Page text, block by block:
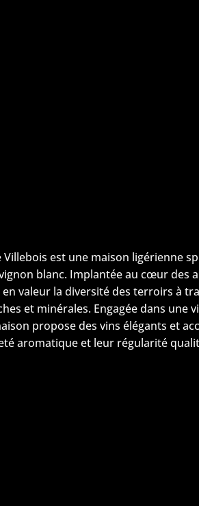
Villebois est une maison ligérienne
blanc. Implantée au cœur des
valeur la diversité des terroirs à
et minérales. Engagée dans une
propose des vins élégants et
aromatique et leur régularité